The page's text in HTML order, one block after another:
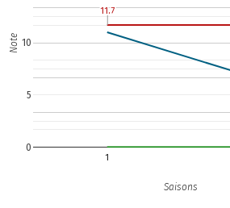
1
0
5
10
11.7
11.7
Saisons
Note